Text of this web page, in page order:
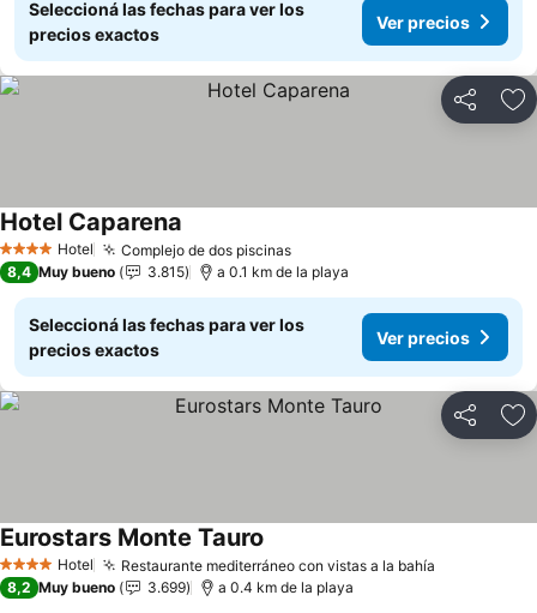
Seleccioná las fechas para ver los
precios exactos
Ver precios
Compartir
4 EstrellasHotel Complejo de dos piscinas
Hotel Caparena
8,4 Muy bueno 3.815 a 0.1 km de la playa
Seleccioná las fechas para ver los
precios exactos
Ver precios
Compartir
4 EstrellasHotel Restaurante mediterráneo con vistas a la bahía
Eurostars Monte Tauro
8,2 Muy bueno 3.699 a 0.4 km de la playa